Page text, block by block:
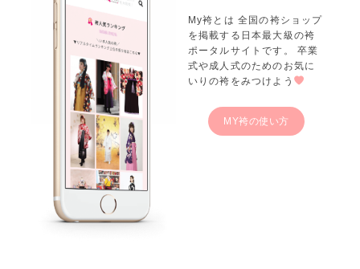
My袴とは 全国の袴ショップ
を掲載する日本最大級の袴
ポータルサイトです。 卒業
式や成人式のためのお気に
いりの袴をみつけよう
MY袴の使い方